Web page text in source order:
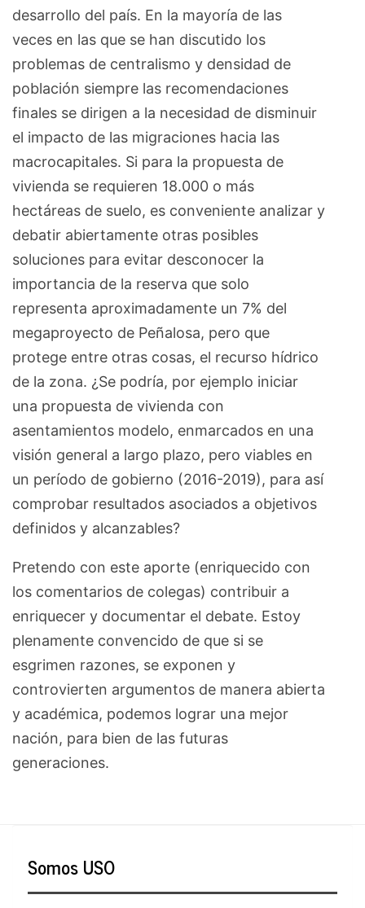
desarrollo del país. En la mayoría de las
veces en las que se han discutido los
problemas de centralismo y densidad de
población siempre las recomendaciones
finales se dirigen a la necesidad de disminuir
el impacto de las migraciones hacia las
macrocapitales. Si para la propuesta de
vivienda se requieren 18.000 o más
hectáreas de suelo, es conveniente analizar y
debatir abiertamente otras posibles
soluciones para evitar desconocer la
importancia de la reserva que solo
representa aproximadamente un 7% del
megaproyecto de Peñalosa, pero que
protege entre otras cosas, el recurso hídrico
de la zona. ¿Se podría, por ejemplo iniciar
una propuesta de vivienda con
asentamientos modelo, enmarcados en una
visión general a largo plazo, pero viables en
un período de gobierno (2016-2019), para así
comprobar resultados asociados a objetivos
definidos y alcanzables?
Pretendo con este aporte (enriquecido con
los comentarios de colegas) contribuir a
enriquecer y documentar el debate. Estoy
plenamente convencido de que si se
esgrimen razones, se exponen y
controvierten argumentos de manera abierta
y académica, podemos lograr una mejor
nación, para bien de las futuras
generaciones.
Somos USO